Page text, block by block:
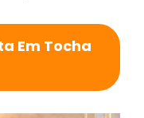
Em Tocha